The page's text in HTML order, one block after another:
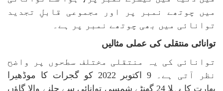
میں چوتھے نمبر پر اور مجموعی قابلِ تجدید
توانائی میں بھی چوتھے نمبر پر ہے۔
توانائی منتقلی کی عملی مثالیں
توانائی کی یہ منتقلی مختلف سطحوں پر واضح
نظر آتی ہے۔ 9 اکتوبر 2022 کو گجرات کا موڈھیرا
بھارت کا پہلا 24 گھنٹے شمسی توانائی سے چلنے والا گاؤں